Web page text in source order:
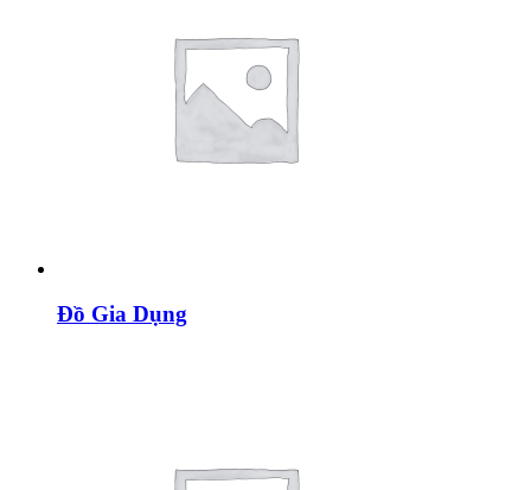
Đồ Gia Dụng